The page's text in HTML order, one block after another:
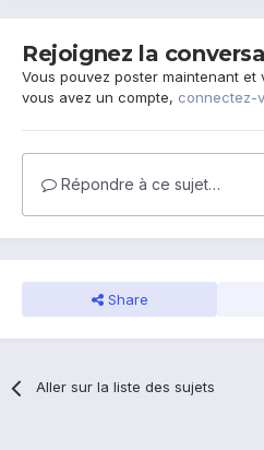
Rejoignez la
Vous pouvez poster maintenant et
vous avez un compte, connectez-
Répondre à ce sujet…
Share
Aller sur la liste des sujets